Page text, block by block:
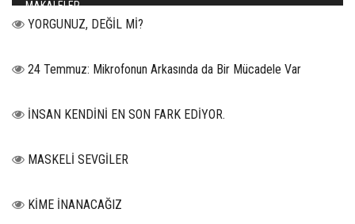
MAKALELER
YORGUNUZ, DEĞİL Mİ?
24 Temmuz: Mikrofonun Arkasında da Bir Mücadele Var
İNSAN KENDİNİ EN SON FARK EDİYOR.
MASKELİ SEVGİLER
KİME İNANACAĞIZ